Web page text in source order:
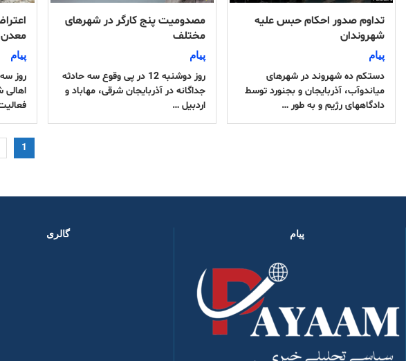
تداوم صدور احکام حبس علیه
شهروندان
پیام
دستکم ده شهروند در شهرهای
میاندوآب، آذربایجان و بجنورد توسط
دادگاههای رژیم و به طور …
مصدومیت پنج کارگر در شهرهای
مختلف
پیام
روز دوشنبه 12 در پی وقوع سه حادثه
جداگانه در آذربایجان شرقی، مهاباد و
اردبیل …
معدن
پیام
اهالی
1
پیام گالری